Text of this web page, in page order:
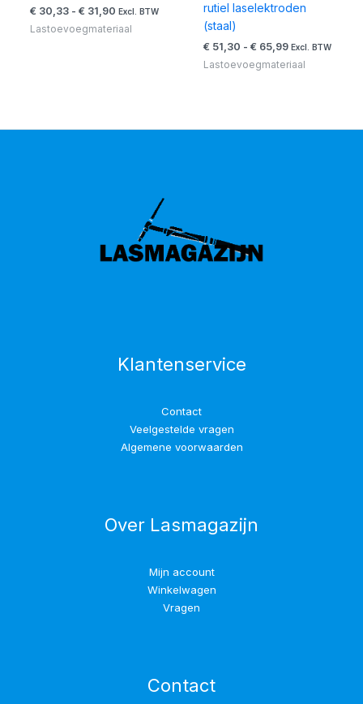
€ 30,33 - € 31,90 Excl. BTW
Lastoevoegmateriaal
rutiel laselektroden
(staal)
€ 51,30 - € 65,99 Excl. BTW
Lastoevoegmateriaal
Klantenservice
Contact
Veelgestelde vragen
Algemene voorwaarden
Over Lasmagazijn
Mijn account
Winkelwagen
Vragen
Contact